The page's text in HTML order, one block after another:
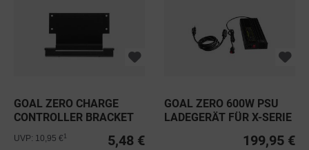
GOAL ZERO CHARGE
CONTROLLER BRACKET
FÜR BOULDER...
5,48 €
UVP: 10,95 €
GOAL ZERO 600W PSU
LADEGERÄT FÜR X-SERIE
199,95 €